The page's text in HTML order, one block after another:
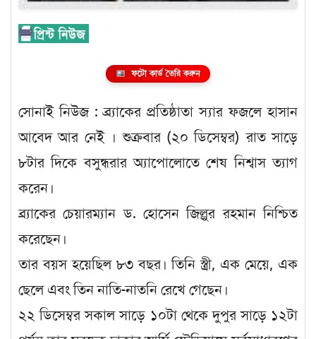
ফটো কার্ড তৈরি করুন
সোনাই নিউজ : ব্র্যাকের প্রতিষ্ঠাতা স্যার ফজলে হাসান
আবেদ আর নেই । শুক্রবার (২০ ডিসেম্বর) রাত সাড়ে
৮টার দিকে বসুন্ধরার অ্যাপোলোতে শেষ নিশ্বাস ত্যাগ
করেন।
ব্র্যাকের চেয়ারম্যান ড. হোসেন জিল্লুর রহমান নিশ্চিত
করেছেন।
তার বয়স হয়েছিল ৮৩ বছর। তিনি স্ত্রী, এক মেয়ে, এক
ছেলে এবং তিন নাতি-নাতনি রেখে গেছেন।
২২ ডিসেম্বর সকাল সাড়ে ১০টা থেকে দুপুর সাড়ে ১২টা